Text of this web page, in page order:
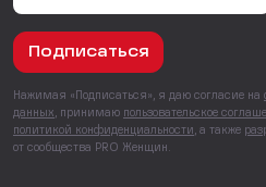
Подписаться
Нажимая «Подписаться», я даю согласие на
данных , принимаю пользовательское
политикой конфиденциальности , а также
от сообщества PRO Женщин.